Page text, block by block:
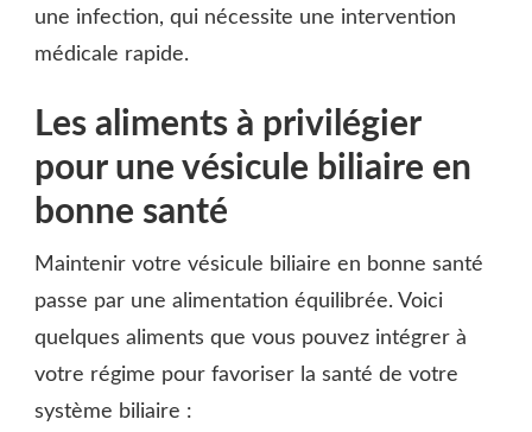
une infection, qui nécessite une intervention
médicale rapide.
Les aliments à privilégier
pour une vésicule biliaire en
bonne santé
Maintenir votre vésicule biliaire en bonne santé
passe par une alimentation équilibrée. Voici
quelques aliments que vous pouvez intégrer à
votre régime pour favoriser la santé de votre
système biliaire :